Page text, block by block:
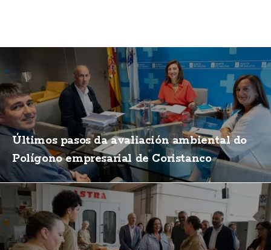
Últimos pasos da avaliación ambiental do
Polígono empresarial de Coristanco